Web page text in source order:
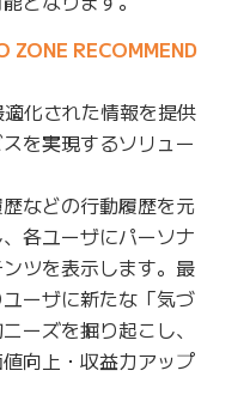
ZONE RECOMMEND
化された情報を提供
を実現するソリュー
などの行動履歴を元
各ユーザにパーソナ
ツを表示します。最
ーザに新たな「気づ
ーズを掘り起こし、
向上・収益力アップ